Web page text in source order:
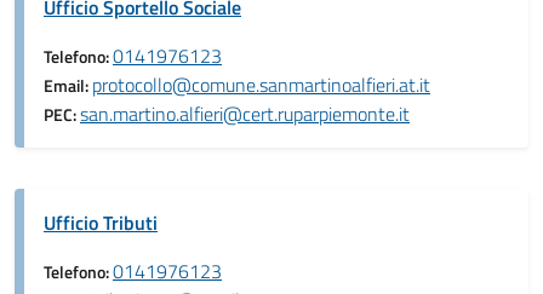
Ufficio Sportello Sociale
Telefono:0141976123
Email:protocollo@comune.sanmartinoalfieri.at.it
PEC:san.martino.alfieri@cert.ruparpiemonte.it
Ufficio Tributi
Telefono:0141976123